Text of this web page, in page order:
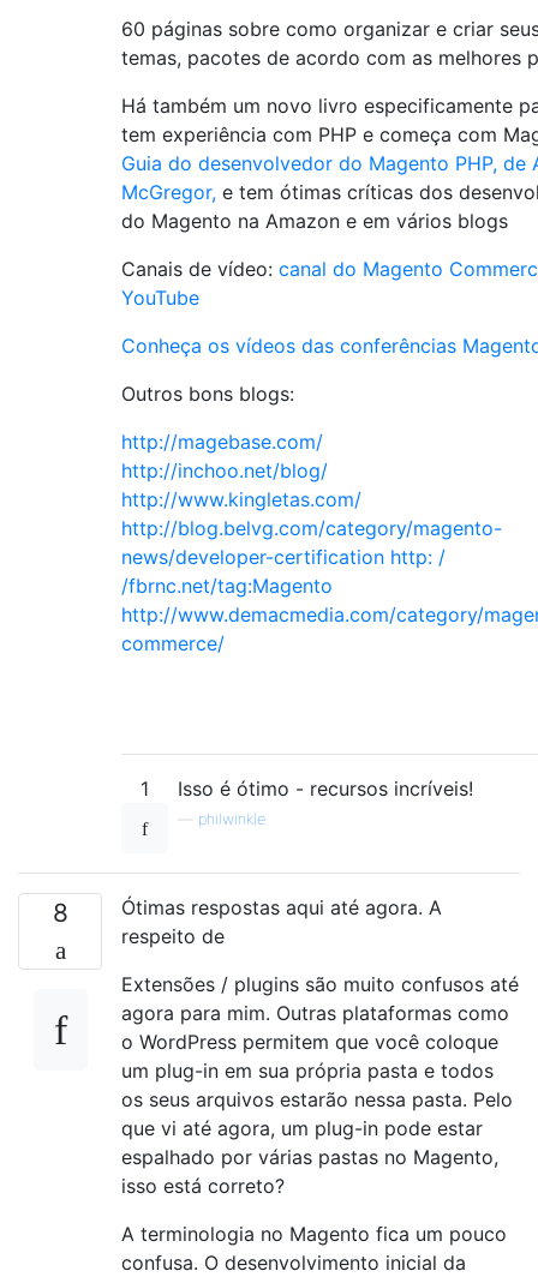
60 páginas sobre como organizar e criar
temas, pacotes de acordo com as melhores
Há também um novo livro especificamente
tem experiência com PHP e começa com
Guia do desenvolvedor do Magento PHP, de
McGregor, e tem ótimas críticas dos
do Magento na Amazon e em vários blogs
Canais de vídeo: canal do Magento
YouTube
Conheça os vídeos das conferências
Outros bons blogs:
http://magebase.com/
http://inchoo.net/blog/
http://www.kingletas.com/
http://blog.belvg.com/category/magento-
news/developer-certification http: /
/fbrnc.net/tag:Magento
http://www.demacmedia.com/category/
commerce/
1 Isso é ótimo - recursos incríveis!
philwinkle
8
Ótimas respostas aqui até agora. A
respeito de
Extensões / plugins são muito confusos até
agora para mim. Outras plataformas como
o WordPress permitem que você coloque
um plug-in em sua própria pasta e todos
os seus arquivos estarão nessa pasta. Pelo
que vi até agora, um plug-in pode estar
espalhado por várias pastas no Magento,
isso está correto?
A terminologia no Magento fica um pouco
confusa. O desenvolvimento inicial da